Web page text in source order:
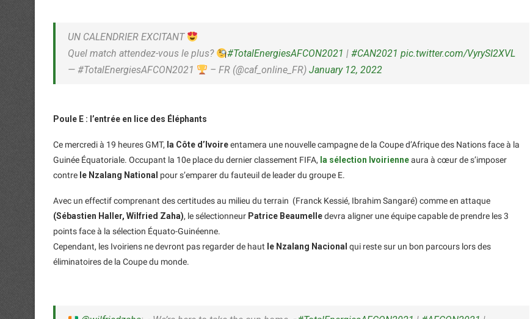
UN CALENDRIER EXCITANT
Quel match attendez-vous le plus?
#TotalEnergiesAFCON2021 |#CAN2021 pic.twitter.com/VyrySI2XVL
— #TotalEnergiesAFCON2021
– FR (@caf_online_FR)January 12, 2022
Poule E : l’entrée en lice des Éléphants
Ce mercredi à 19 heures GMT, la Côte d’Ivoireentamera une nouvelle campagne de la Coupe d’Afrique des Nations face à la
Guinée Équatoriale. Occupant la 10e place du dernier classement FIFA, la sélection Ivoirienneaura à cœur de s’imposer
contre le Nzalang National pour s’emparer du fauteuil de leader du groupe E.
Avec un effectif comprenant des certitudes au milieu du terrain (Franck Kessié, Ibrahim Sangaré) comme en attaque
(Sébastien Haller, Wilfried Zaha), le sélectionneur Patrice Beaumelledevra aligner une équipe capable de prendre les 3
points face à la sélection Équato-Guinéenne.
Cependant, les Ivoiriens ne devront pas regarder de haut le Nzalang Nacional qui reste sur un bon parcours lors des
éliminatoires de la Coupe du monde.